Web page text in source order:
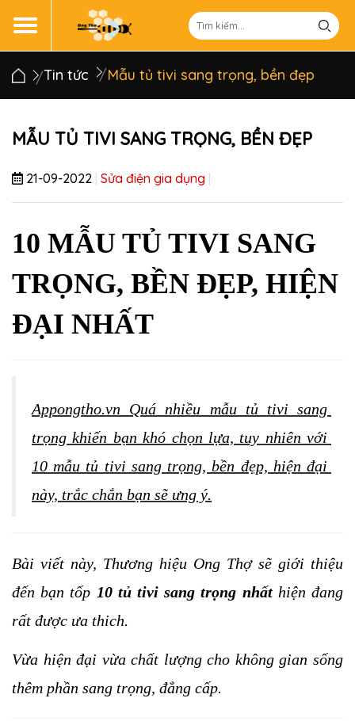
Tin tức Mẫu tủ tivi sang trọng, bền đẹp
MẪU TỦ TIVI SANG TRỌNG, BỀN ĐẸP
21-09-2022 Sửa điện gia dụng
10 MẪU TỦ TIVI SANG
TRỌNG, BỀN ĐẸP, HIỆN
ĐẠI NHẤT
Appongtho.vn Quá nhiều mẫu tủ tivi sang
trọng khiến bạn khó chọn lựa, tuy nhiên với
10 mẫu tủ tivi sang trọng, bền đẹp, hiện đại
này, trắc chắn bạn sẽ ưng ý.
Bài viết này, Thương hiệu Ong Thợ sẽ giới thiệu
đến bạn tốp 10 tủ tivi sang trọng nhất hiện đang
rất được ưa thich.
Vừa hiện đại vừa chất lượng cho không gian sống
thêm phần sang trọng, đẳng cấp.